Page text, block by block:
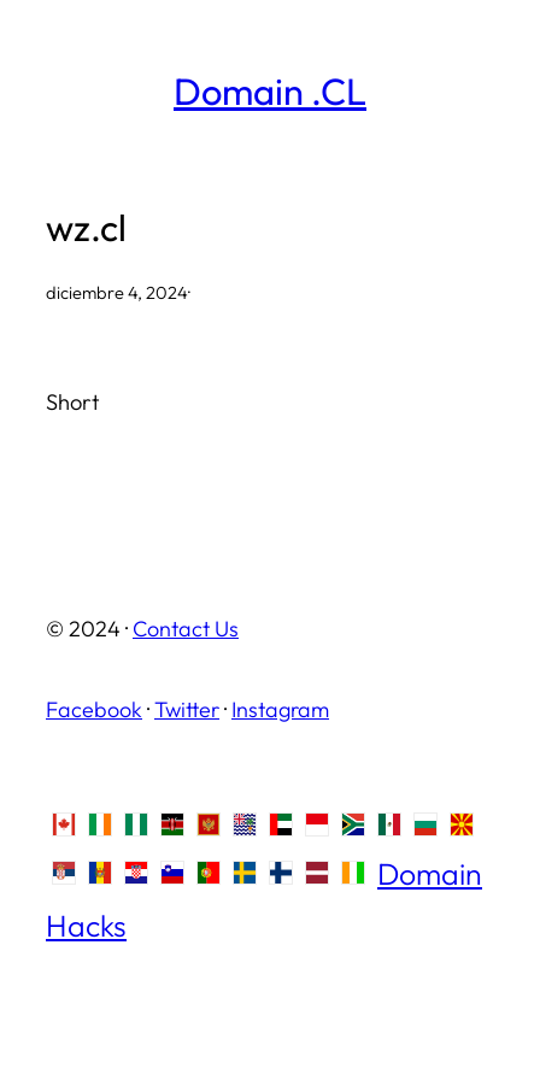
Domain .CL
wz.cl
diciembre 4, 2024·
Short
© 2024 · Contact Us
Facebook ·Twitter· Instagram
Domain
Hacks